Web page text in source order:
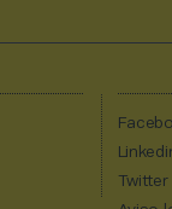
Twitter